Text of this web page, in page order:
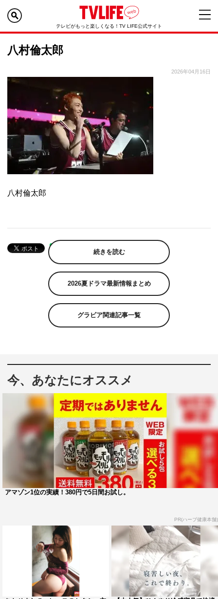
テレビがもっと楽しくなる！TV LIFE公式サイト
八村倫太郎
2026年04月16日
八村倫太郎
続きを読む
2026夏ドラマ最新情報まとめ
グラビア関連記事一覧
今、あなたにオススメ
アマゾン1位の実績！380円で5日間お試し。
PR(ハーブ健康本舗)